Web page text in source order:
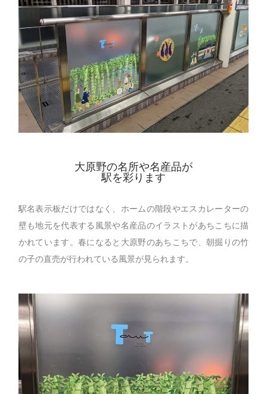
大原野の名所や名産品が
駅を彩ります
駅名表示板だけではなく、ホームの階段やエスカレーターの
壁も地元を代表する風景や名産品のイラストがあちこちに描
かれています。春になると大原野のあちこちで、朝掘りの竹
の子の直売が行われている風景が見られます。